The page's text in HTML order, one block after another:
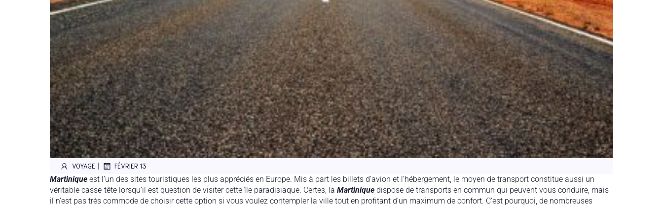
VOYAGE | FÉVRIER 13
Martinique est l’un des sites touristiques les plus appréciés en Europe. Mis à part les billets d’avion et l’hébergement, le moyen de transport constitue aussi un
véritable casse-tête lorsqu’il est question de visiter cette île paradisiaque. Certes, la Martinique dispose de transports en commun qui peuvent vous conduire, mais
il n’est pas très commode de choisir cette option si vous voulez contempler la ville tout en profitant d’un maximum de confort. C’est pourquoi, de nombreuses